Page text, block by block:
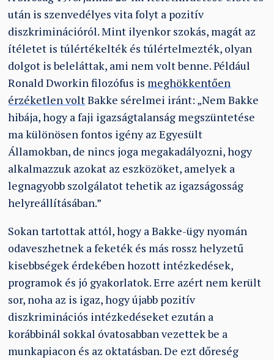
után is szenvedélyes vita folyt a pozitív
diszkriminációról. Mint ilyenkor szokás, magát az
ítéletet is túlértékelték és túlértelmezték, olyan
dolgot is beleláttak, ami nem volt benne. Például
Ronald Dworkin filozófus is meghökkentően
érzéketlen voltBakke sérelmei iránt: „Nem Bakke
hibája, hogy a faji igazságtalanság megszüntetése
ma különösen fontos igény az Egyesült
Államokban, de nincs joga megakadályozni, hogy
alkalmazzuk azokat az eszközöket, amelyek a
legnagyobb szolgálatot tehetik az igazságosság
helyreállításában.”
Sokan tartottak attól, hogy a Bakke-ügy nyomán
odaveszhetnek a feketék és más rossz helyzetű
kisebbségek érdekében hozott intézkedések,
programok és jó gyakorlatok. Erre azért nem került
sor, noha az is igaz, hogy újabb pozitív
diszkriminációs intézkedéseket ezután a
korábbinál sokkal óvatosabban vezettek be a
munkapiacon és az oktatásban. De ezt dőreség